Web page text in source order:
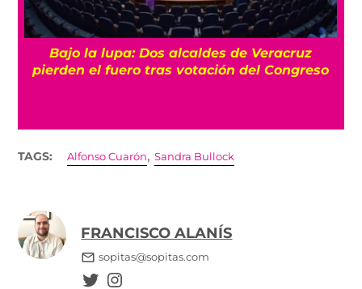
Bajo la lupa: Dos alcaldes de Veracruz
pierden el fuero tras votación del Congreso
TAGS: Alfonso Cuarón,Sandra Bullock
FRANCISCO ALANÍS
sopitas@sopitas.com